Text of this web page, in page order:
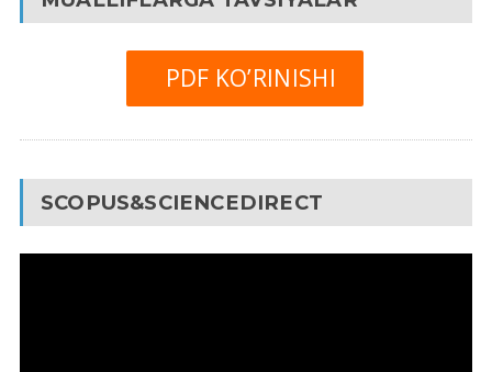
PDF KO’RINISHI
SCOPUS&SCIENCEDIRECT